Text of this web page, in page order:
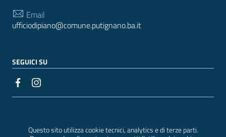
Questo sito utilizza cookie tecnici, analytics e di terze parti.
Email
ufficiodipiano@comune.putignano.ba.it
SEGUICI SU
| Basato sul Prototipo per siti PA di AgID